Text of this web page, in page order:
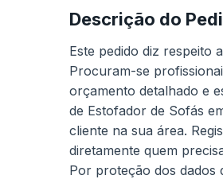
Descrição do
Este pedido diz respeito
Procuram-se
orçamento detalhado e
de Estofador de Sofás
cliente na sua área.
diretamente quem
Por proteção dos dados